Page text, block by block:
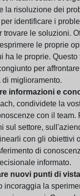
la risoluzione dei
identificare i
trovare le soluzioni.
le proprie
ha le proprie. Questo
per
di miglioramento.
informazioni e
condividete la
con il team.
sul settore,
con gli obiettivi
di
informato.
nuovi punti di
incoraggia la